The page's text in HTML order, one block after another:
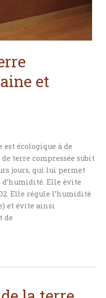
et
est écologique à de
terre compressée subit
jours, qui lui permet
d’humidité. Elle évite
Elle régule l’humidité
et évite ainsi
de